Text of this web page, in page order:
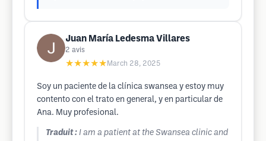
Juan María Ledesma Villares
2 avis
★★★★★ March 28, 2025
Soy un paciente de la clínica swansea y estoy muy
contento con el trato en general, y en particular de
Ana. Muy profesional.
Traduit : I am a patient at the Swansea clinic and